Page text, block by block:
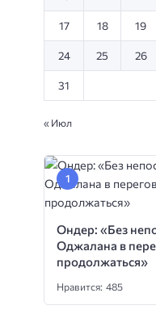
17 18 19
24 25 26
31
« Июл
Ондер: «Без
Оджалана в
продолжаться»
Нравится: 485